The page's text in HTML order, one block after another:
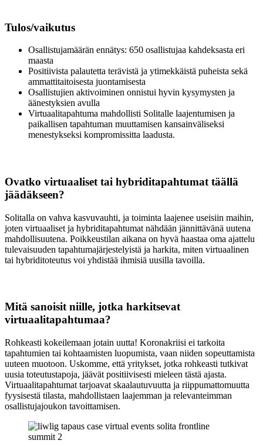
Tulos/vaikutus
Osallistujamäärän ennätys: 650 osallistujaa kahdeksasta eri
maasta
Positiivista palautetta terävistä ja ytimekkäistä puheista sekä
ammattitaitoisesta juontamisesta
Osallistujien aktivoiminen onnistui hyvin kysymysten ja
äänestyksien avulla
Virtuaalitapahtuma mahdollisti Solitalle laajentumisen ja
paikallisen tapahtuman muuttamisen kansainväliseksi
menestykseksi kompromissitta laadusta.
Ovatko virtuaaliset tai hybriditapahtumat täällä
jäädäkseen?
Solitalla on vahva kasvuvauhti, ja toiminta laajenee useisiin maihin,
joten virtuaaliset ja hybriditapahtumat nähdään jännittävänä uutena
mahdollisuutena. Poikkeustilan aikana on hyvä haastaa oma ajattelu
tulevaisuuden tapahtumajärjestelyistä ja harkita, miten virtuaalinen
tai hybriditoteutus voi yhdistää ihmisiä uusilla tavoilla.
Mitä sanoisit niille, jotka harkitsevat
virtuaalitapahtumaa?
Rohkeasti kokeilemaan jotain uutta! Koronakriisi ei tarkoita
tapahtumien tai kohtaamisten luopumista, vaan niiden sopeuttamista
uuteen muotoon. Uskomme, että yritykset, jotka rohkeasti tutkivat
uusia toteutustapoja, jäävät positiivisesti mieleen tästä ajasta.
Virtuaalitapahtumat tarjoavat skaalautuvuutta ja riippumattomuutta
fyysisestä tilasta, mahdollistaen laajemman ja relevanteimman
osallistujajoukon tavoittamisen.